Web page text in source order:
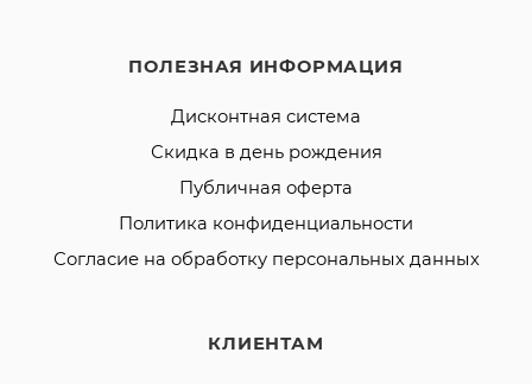
ПОЛЕЗНАЯ ИНФОРМАЦИЯ
Дисконтная система
Скидка в день рождения
Публичная оферта
Политика конфиденциальности
Согласие на обработку персональных данных
КЛИЕНТАМ